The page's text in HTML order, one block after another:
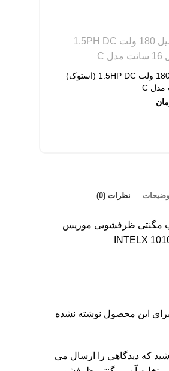
موتور تردمیل 180 ولت 1.5HP DC (استوک)
نظرات (0)
ب مگنتی ظرفشویی موریس
این محصول نوشته نشده
که دیدگاهی را ارسال می